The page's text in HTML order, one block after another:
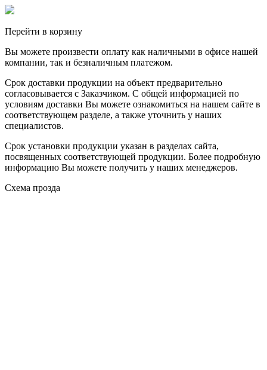
Перейти в корзину
Вы можете произвести оплату как наличными в офисе нашей
компании, так и безналичным платежом.
Срок доставки продукции на объект предварительно
согласовывается с Заказчиком. С общей информацией по
условиям доставки Вы можете ознакомиться на нашем сайте в
соответствующем разделе, а также уточнить у наших
специалистов.
Срок установки продукции указан в разделах сайта,
посвященных соответствующей продукции. Более подробную
информацию Вы можете получить у наших менеджеров.
Схема прозда